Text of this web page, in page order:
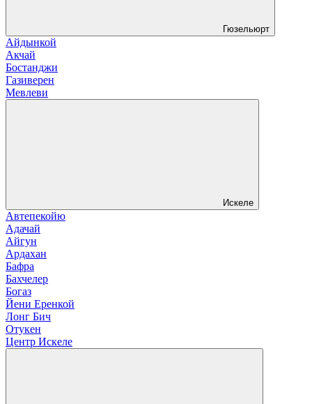
Гюзельюрт
Айдынкой
Акчай
Бостанджи
Газиверен
Мевлеви
Искеле
Автепекойю
Адачай
Айгун
Ардахан
Бафра
Бахчелер
Богаз
Йени Еренкой
Лонг Бич
Отукен
Центр Искеле